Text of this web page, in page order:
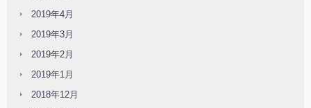
2019年4月
2019年3月
2019年2月
2019年1月
2018年12月